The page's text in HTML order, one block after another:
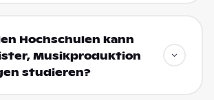
Hochschulen kann
Musikproduktion
studieren?